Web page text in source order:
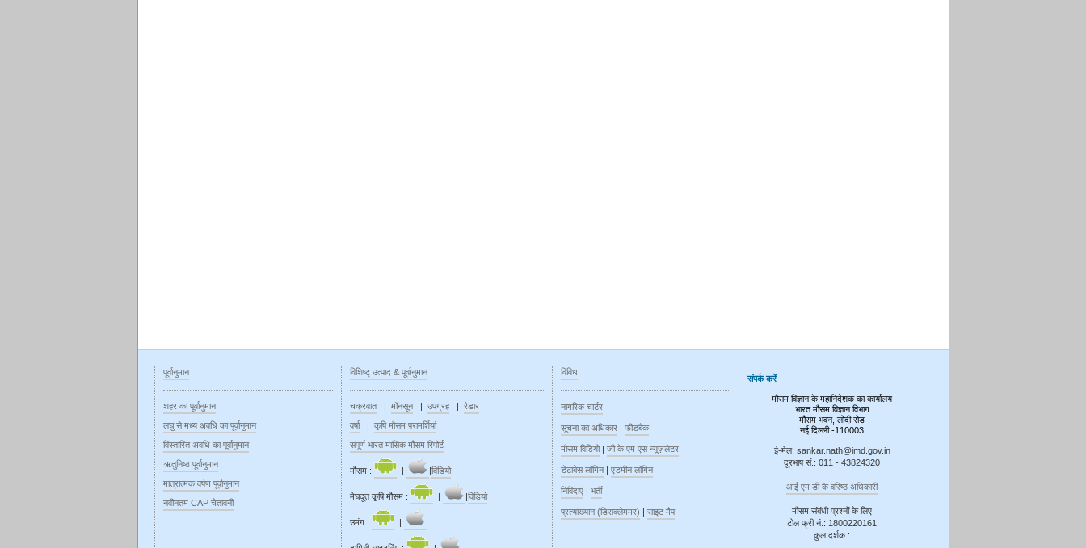
पूर्वानुमान
शहर का पूर्वानुमान
लघु से मध्य अवधि का पूर्वानुमान
विस्तारित अवधि का पूर्वानुमान
ऋतुनिष्ठ‍ पूर्वानुमान
मात्रात्मक वर्षण पूर्वानुमान
नवीनतम CAP चेतावनी
विशिष्ट् उत्पाद & पूर्वानुमान
चक्रवात| मॉनसून| उपग्रह| रेडार
वर्षा| कृषि मौसम परामर्शियां
संपूर्ण भारत मासिक मौसम रिपोर्ट
मौसम : | |विडियो
मेघदूत कृषि मौसम : | |विडियो
उमंग : |
विविध
नागरिक चार्टर
सूचना का अधिकार| फीडबैक
मौसम विडियो| जी के एम एस न्यूज़लेटर
डेटाबेस लॉगिन| एडमीन लॉगिन
निविदाएं| भर्ती
प्रत्यांख्यान (डिसक्लेममर) | साइट मैप
संपर्क करें
मौसम विज्ञान के महानिदेशक का कार्यालय
भारत मौसम विज्ञान विभाग
मौसम भवन, लोदी रोड
नई दिल्ली -110003
ई-मेल: sankar.nath@imd.gov.in
दूरभाष सं.: 011 - 43824320
आई एम डी के वरिष्ठ अधिकारी
मौसम संबंधी प्रश्नों के लिए
टोल फ्री नं.: 1800220161
कुल दर्शक :